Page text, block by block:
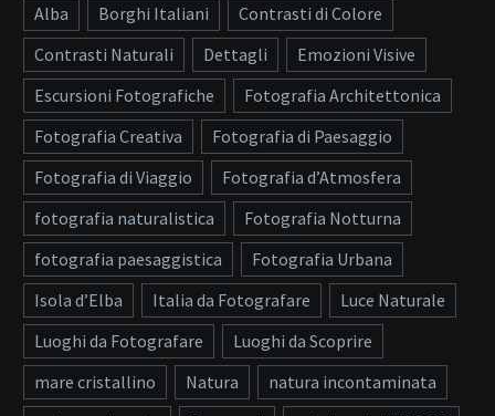
Alba Borghi Italiani
Contrasti di Colore
Contrasti Naturali
Dettagli
Emozioni Visive
Escursioni Fotografiche
Fotografia Architettonica
Fotografia Creativa
Fotografia di Paesaggio
Fotografia di Viaggio
Fotografia d’Atmosfera
fotografia naturalistica
Fotografia Notturna
fotografia paesaggistica
Fotografia Urbana
Isola d’Elba
Italia da Fotografare
Luce Naturale
Luoghi da Fotografare
Luoghi da Scoprire
mare cristallino
Natura
natura incontaminata